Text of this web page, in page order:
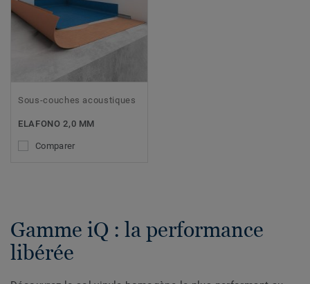
Sous-couches acoustiques
ELAFONO 2,0 MM
Comparer
Gamme iQ : la performance
libérée